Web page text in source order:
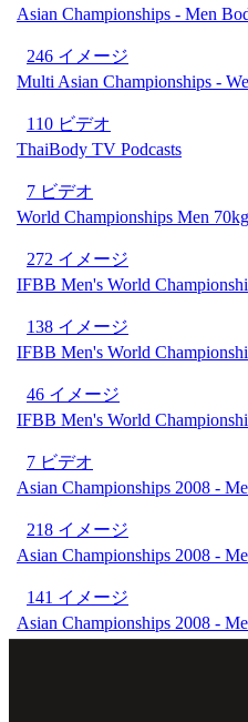
Asian Championships - Men
246 イメージ
Multi Asian Championships -
110 ビデオ
ThaiBody TV Podcasts
7 ビデオ
World Championships Men
272 イメージ
IFBB Men's World
138 イメージ
IFBB Men's World
46 イメージ
IFBB Men's World
7 ビデオ
Asian Championships 2008 -
218 イメージ
Asian Championships 2008 -
141 イメージ
Asian Championships 2008 -